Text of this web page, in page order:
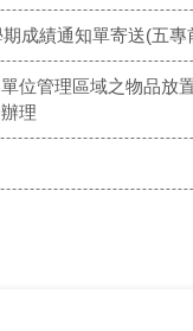
成績通知單寄送(五專
位管理區域之物品放
理